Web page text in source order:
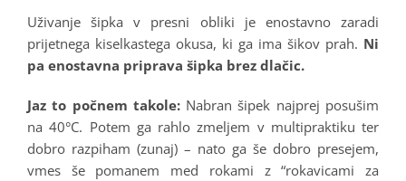
Uživanje šipka v presni obliki je enostavno zaradi
prijetnega kiselkastega okusa, ki ga ima šikov prah. Ni
pa enostavna priprava šipka brez dlačic.
Jaz to počnem takole: Nabran šipek najprej posušim
na 40°C. Potem ga rahlo zmeljem v multipraktiku ter
dobro razpiham (zunaj) – nato ga še dobro presejem,
vmes še pomanem med rokami z “rokavicami za